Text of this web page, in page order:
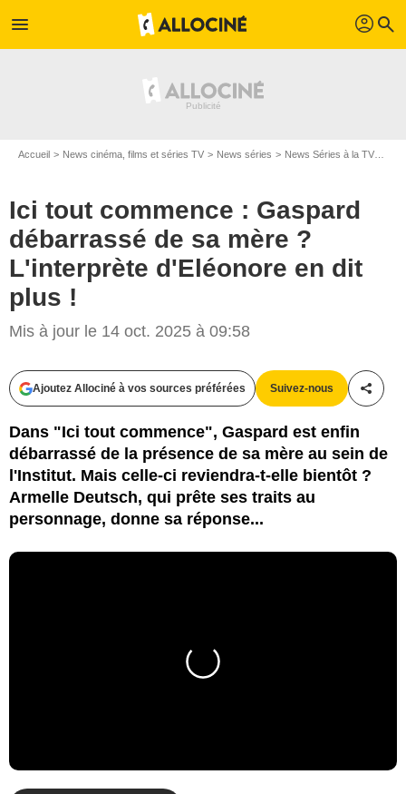
menu profil search
Accueil News cinéma, films et séries TV News séries News Séries à la TV
Ici tout commence : Gaspard
débarrassé de sa mère ?
L'interprète d'Eléonore en dit
plus !
Mis à jour le 14 oct. 2025 à 09:58
Ajoutez Allociné à vos sources préférées Suivez-nous
Dans "Ici tout commence", Gaspard est enfin
débarrassé de la présence de sa mère au sein de
l'Institut. Mais celle-ci reviendra-t-elle bientôt ?
Armelle Deutsch, qui prête ses traits au
personnage, donne sa réponse...